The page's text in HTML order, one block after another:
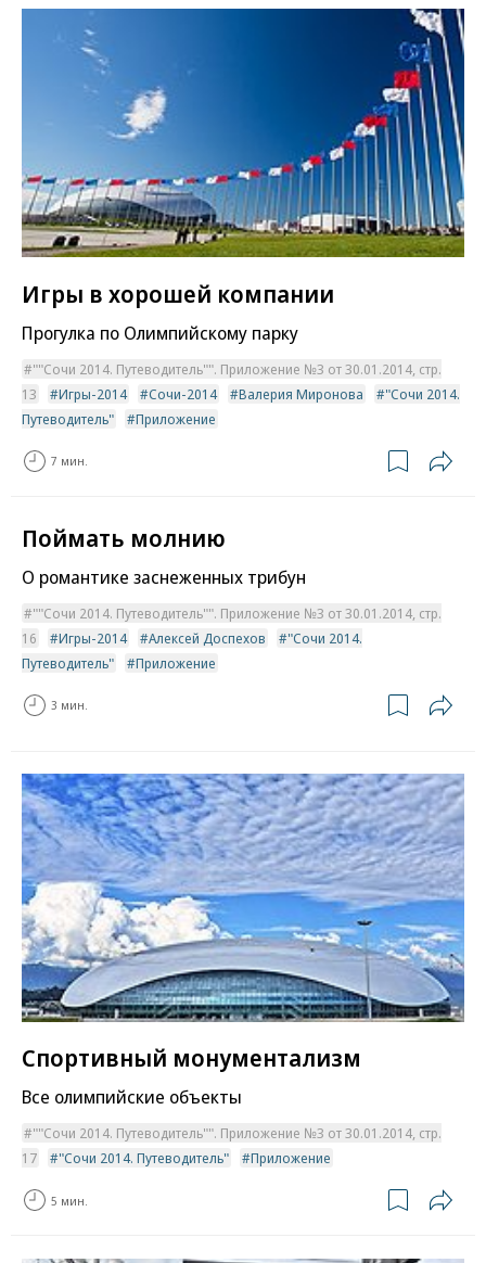
Игры в хорошей компании
Прогулка по Олимпийскому парку
""Сочи 2014. Путеводитель"". Приложение №3 от 30.01.2014, стр.
13
Игры-2014 Сочи-2014 Валерия Миронова
"Сочи 2014.
Путеводитель"
Приложение
7 мин.
Поймать молнию
О романтике заснеженных трибун
""Сочи 2014. Путеводитель"". Приложение №3 от 30.01.2014, стр.
16
Игры-2014 Алексей Доспехов
"Сочи 2014.
Путеводитель"
Приложение
3 мин.
Спортивный монументализм
Все олимпийские объекты
""Сочи 2014. Путеводитель"". Приложение №3 от 30.01.2014, стр.
17
"Сочи 2014. Путеводитель" Приложение
5 мин.